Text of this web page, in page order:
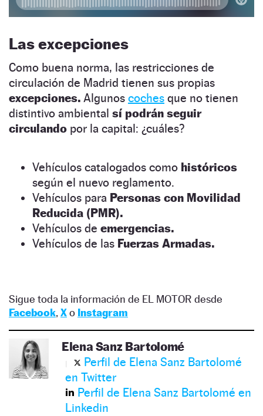
Las excepciones
Como buena norma, las restricciones de
circulación de Madrid tienen sus propias
excepciones. Algunos coches que no tienen
distintivo ambiental sí podrán seguir
circulando por la capital: ¿cuáles?
Vehículos catalogados como históricos
según el nuevo reglamento.
Vehículos para Personas con Movilidad
Reducida (PMR).
Vehículos de emergencias.
Vehículos de las Fuerzas Armadas.
Sigue toda la información de EL MOTOR desde
Facebook, Xo Instagram
Elena Sanz Bartolomé
Perfil de Elena Sanz Bartolomé
en Twitter
Perfil de Elena Sanz Bartolomé en
Linkedin